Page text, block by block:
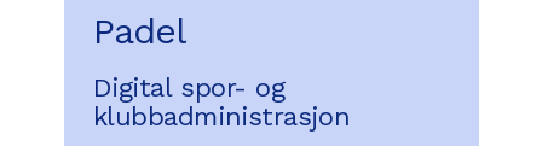
Padel
Digital spor- og
klubbadministrasjon